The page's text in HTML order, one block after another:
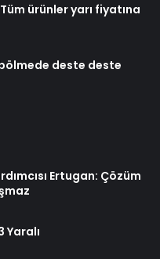
ürünler yarı fiyatına
deste deste
Ertugan: Çözüm
Yaralı